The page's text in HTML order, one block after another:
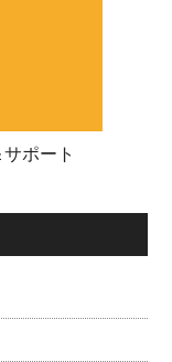
ポート